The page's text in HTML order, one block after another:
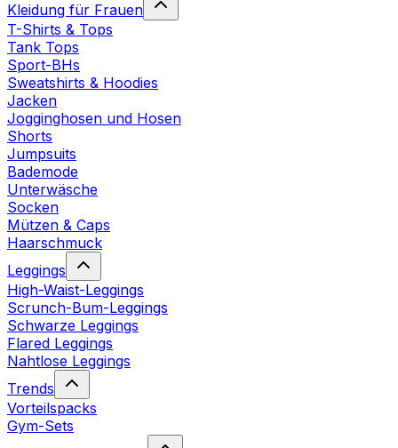
Kleidung für Frauen
T-Shirts & Tops
Tank Tops
Sport-BHs
Sweatshirts & Hoodies
Jacken
Jogginghosen und Hosen
Shorts
Jumpsuits
Bademode
Unterwäsche
Socken
Mützen & Caps
Haarschmuck
Leggings
High-Waist-Leggings
Scrunch-Bum-Leggings
Schwarze Leggings
Flared Leggings
Nahtlose Leggings
Trends
Vorteilspacks
Gym-Sets